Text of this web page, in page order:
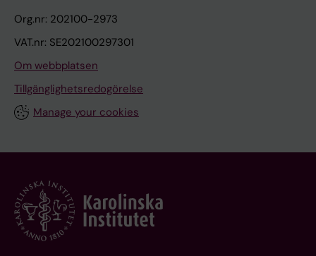
Org.nr: 202100-2973
VAT.nr: SE202100297301
Om webbplatsen
Tillgänglighetsredogörelse
Manage your cookies